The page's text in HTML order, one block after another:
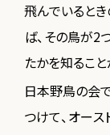
飛んでいると
ば、その鳥が2
たかを知ること
日本野鳥の会
つけて、オー